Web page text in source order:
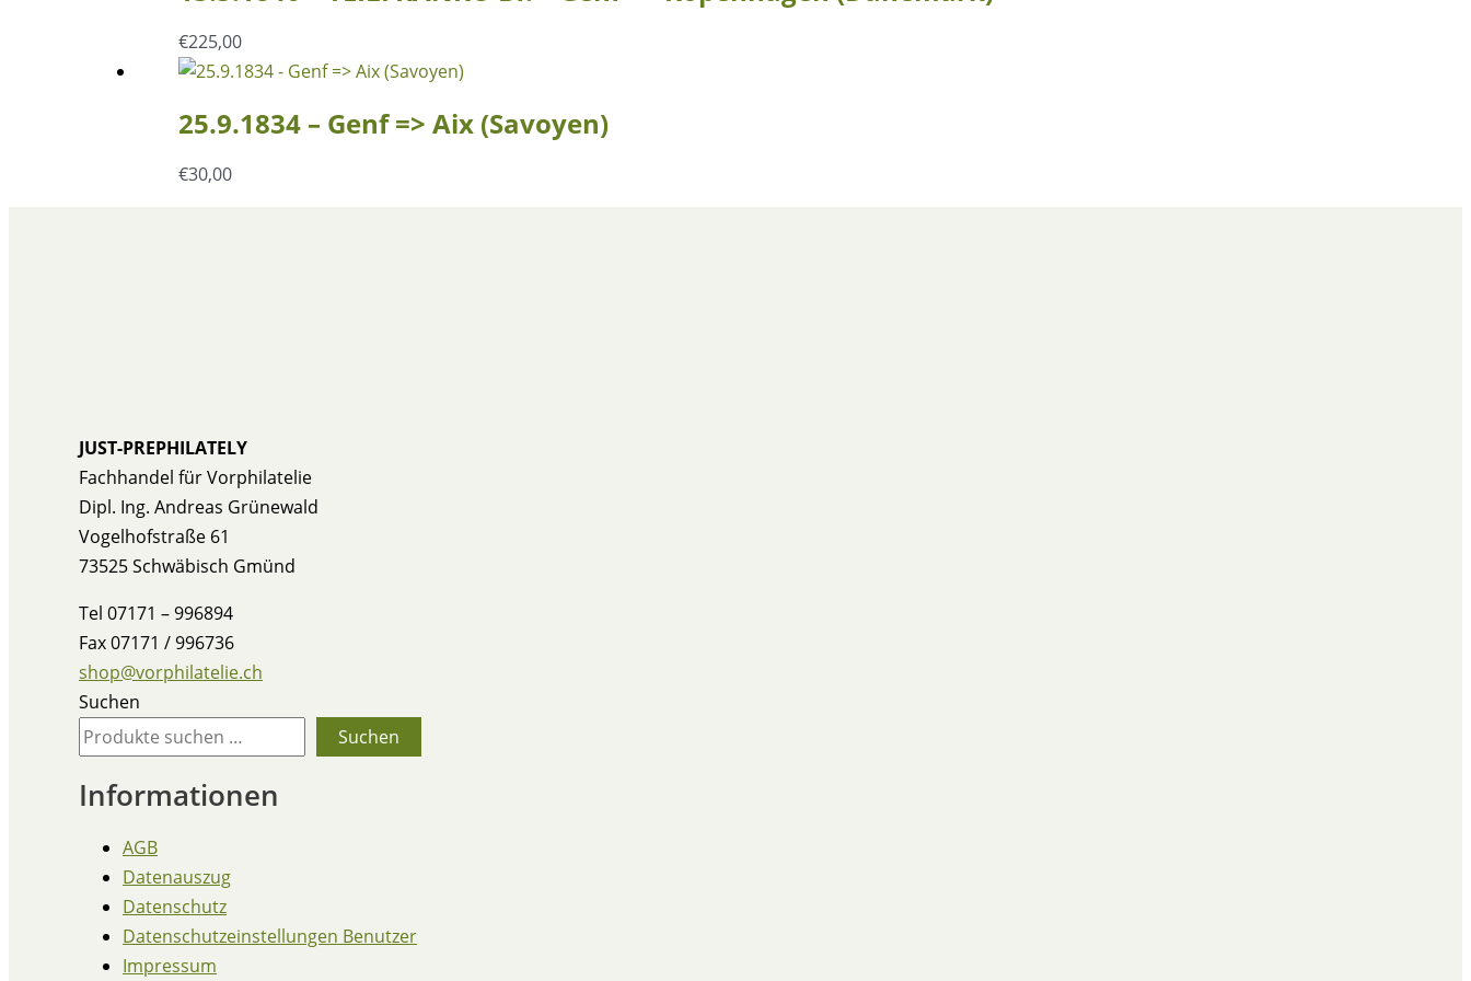
€225,00
25.9.1834 – Genf => Aix (Savoyen)
€30,00
JUST-PREPHILATELY
Fachhandel für Vorphilatelie
Dipl. Ing. Andreas Grünewald
Vogelhofstraße 61
73525 Schwäbisch Gmünd
Tel 07171 – 996894
Fax 07171 / 996736
shop@vorphilatelie.ch
Suchen
Suchen
Informationen
AGB
Datenauszug
Datenschutz
Datenschutzeinstellungen Benutzer
Impressum